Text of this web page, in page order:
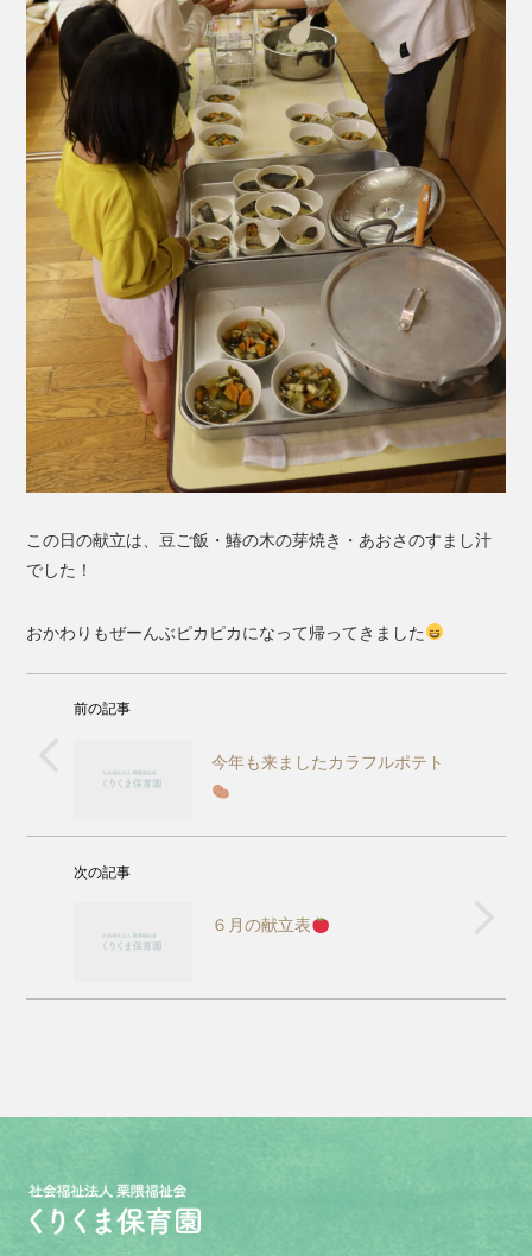
この日の献立は、豆ご飯・鰆の木の芽焼き・あおさのすまし汁
でした！
おかわりもぜーんぶピカピカになって帰ってきました
前の記事
今年も来ましたカラフルポテト
次の記事
６月の献立表